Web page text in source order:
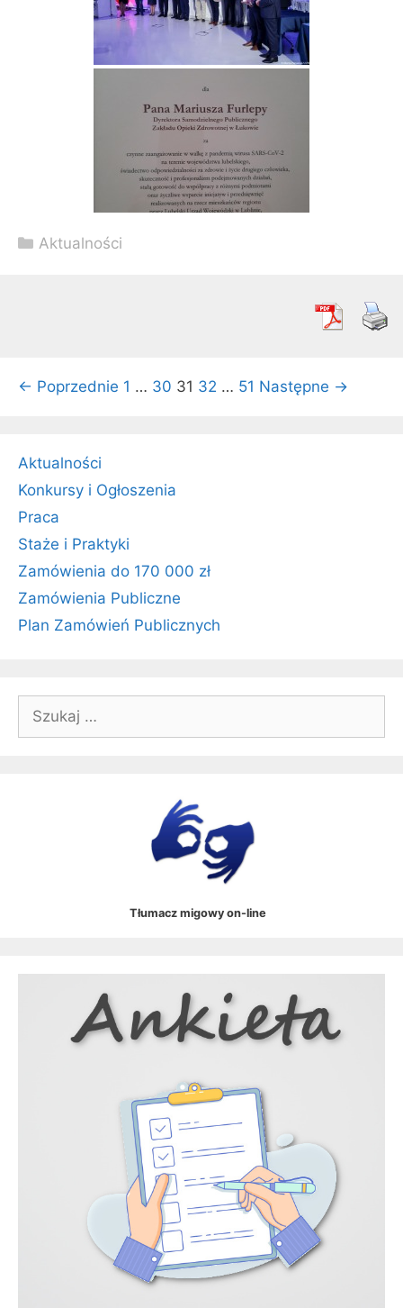
Kategorie
Aktualności
Zobacz
← Poprzednie 1 … 30 31 32 … 51 Następne →
Aktualności
Konkursy i Ogłoszenia
Praca
Staże i Praktyki
Zamówienia do 170 000 zł
Zamówienia Publiczne
Plan Zamówień Publicznych
Szukaj:
Tłumacz migowy on-line